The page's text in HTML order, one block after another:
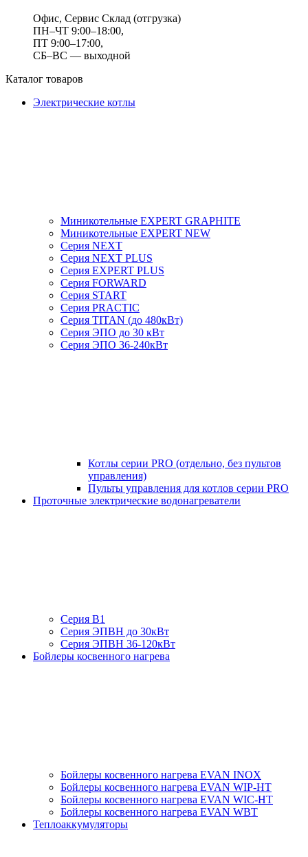
Офис, Сервис Склад (отгрузка)
ПН–ЧТ 9:00–18:00,
ПТ 9:00–17:00,
СБ–ВС — выходной
Каталог товаров
Электрические котлы
Миникотельные EXPERT GRAPHITE
Миникотельные EXPERT NEW
Серия NEXT
Серия NEXT PLUS
Серия EXPERT PLUS
Серия FORWARD
Серия START
Серия PRACTIC
Серия TITAN (до 480кВт)
Серия ЭПО до 30 кВт
Серия ЭПО 36-240кВт
Котлы серии PRO (отдельно, без пультов
управления)
Пульты управления для котлов серии PRO
Проточные электрические водонагреватели
Серия В1
Серия ЭПВН до 30кВт
Серия ЭПВН 36-120кВт
Бойлеры косвенного нагрева
Бойлеры косвенного нагрева EVAN INOX
Бойлеры косвенного нагрева EVAN WIP-HT
Бойлеры косвенного нагрева EVAN WIC-HT
Бойлеры косвенного нагрева EVAN WBT
Теплоаккумуляторы